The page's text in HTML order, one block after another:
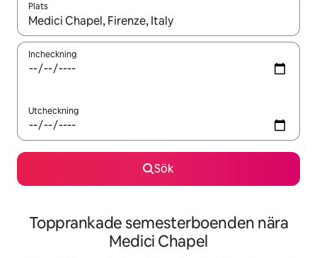
Plats
När resultaten är tillgängliga kan du navigera med upp- och
Incheckning
Utcheckning
Sök
Topprankade semesterboenden nära
Medici Chapel